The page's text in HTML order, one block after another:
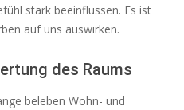
stark beeinflussen. Es ist
auf uns auswirken.
des Raums
beleben Wohn- und